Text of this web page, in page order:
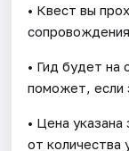
• Квест вы
• Гид будет на
поможет, если
• Цена
от количества